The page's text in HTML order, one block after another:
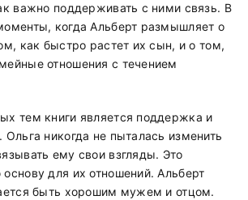
важно поддерживать с ними связь. В
когда Альберт размышляет о
как быстро растет их сын, и о том,
отношения с течением
тем книги является поддержка и
никогда не пыталась изменить
ему свои взгляды. Это
для их отношений. Альберт
быть хорошим мужем и отцом.